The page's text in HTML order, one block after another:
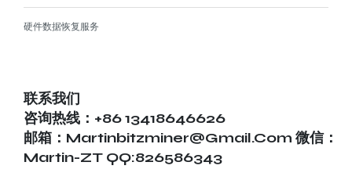
硬件数据恢复服务
联系我们
咨询热线：+86 13418646626
邮箱：martinbitzminer@gmail.com 微信：
Martin-ZT QQ:826586343